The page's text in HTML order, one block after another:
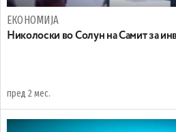
ЕКОНОМИЈА
Николоски во Солун на Самит за
пред 2 мес.